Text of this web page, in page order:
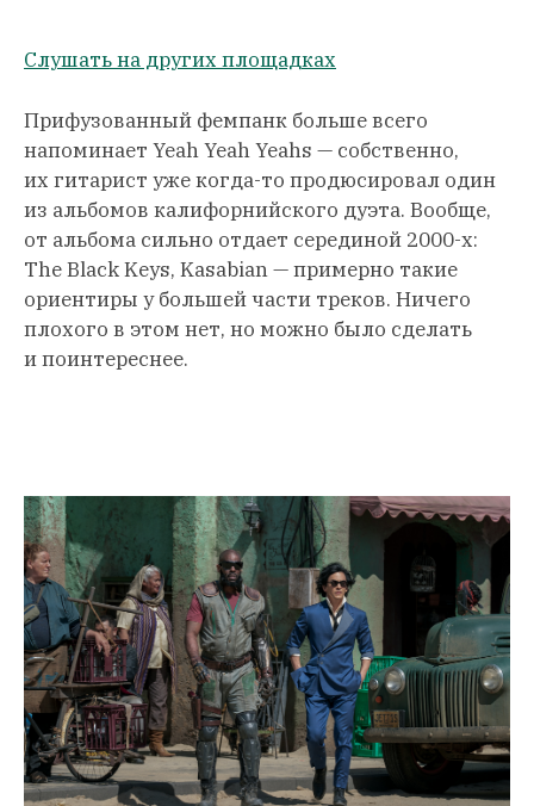
Слушать на других площадках
Прифузованный фемпанк больше всего
напоминает Yeah Yeah Yeahs — собственно,
их гитарист уже когда-то продюсировал один
из альбомов калифорнийского дуэта. Вообще,
от альбома сильно отдает серединой 2000-х:
The Black Keys, Kasabian — примерно такие
ориентиры у большей части треков. Ничего
плохого в этом нет, но можно было сделать
и поинтереснее.